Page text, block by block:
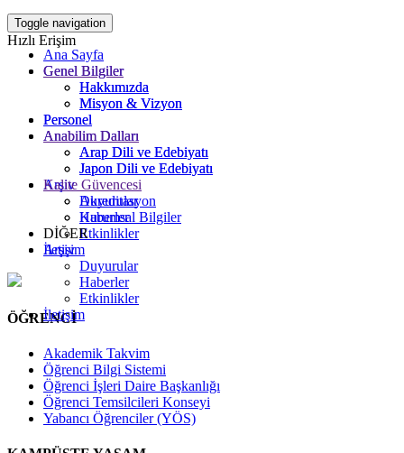
Toggle navigation
Ana Sayfa
Genel Bilgiler
Hakkımızda
Misyon & Vizyon
Personel
Anabilim Dalları
Arap Dili ve Edebiyatı
Japon Dili ve Edebiyatı
Kalite Güvencesi
Akreditasyon
Kurumsal Bilgiler
DİĞER
Arşiv
Duyurular
Haberler
Etkinlikler
İletişim
Hızlı Erişim
Genel Bilgiler
Hakkımızda
Misyon & Vizyon
Personel
Anabilim Dalları
Arap Dili ve Edebiyatı
Japon Dili ve Edebiyatı
Arşiv
Duyurular
Haberler
Etkinlikler
İletişim
ÖĞRENCİ
Akademik Takvim
Öğrenci Bilgi Sistemi
Öğrenci İşleri Daire Başkanlığı
Öğrenci Temsilcileri Konseyi
Yabancı Öğrenciler (YÖS)